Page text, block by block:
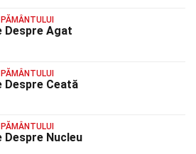
Despre Agat
Despre Ceată
Despre Nucleu